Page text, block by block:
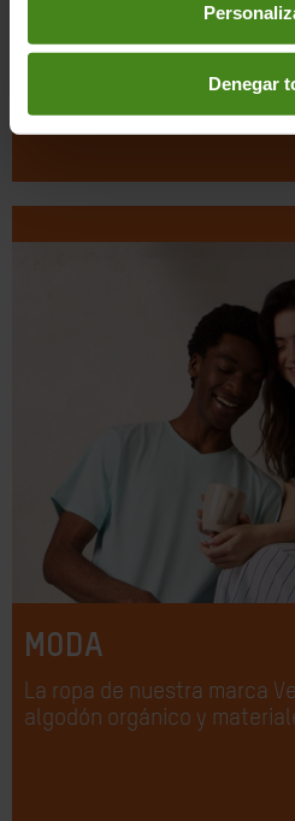
Denegar
MODA
La ropa de nuestra marca
algodón orgánico y